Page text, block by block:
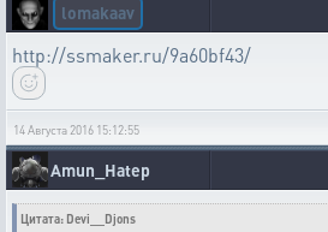
lomakaav
http://ssmaker.ru/9a60bf43/
14 Августа 2016 15:12:55
Amun_Hatep
Цитата: Devi__Djons